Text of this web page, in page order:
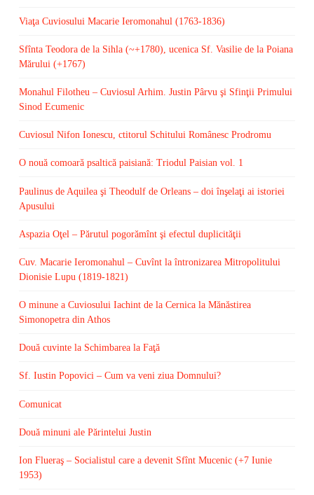
Viaţa Cuviosului Macarie Ieromonahul (1763-1836)
Sfînta Teodora de la Sihla (~+1780), ucenica Sf. Vasilie de la Poiana
Mărului (+1767)
Monahul Filotheu – Cuviosul Arhim. Justin Pârvu şi Sfinţii Primului
Sinod Ecumenic
Cuviosul Nifon Ionescu, ctitorul Schitului Românesc Prodromu
O nouă comoară psaltică paisiană: Triodul Paisian vol. 1
Paulinus de Aquilea şi Theodulf de Orleans – doi înşelaţi ai istoriei
Apusului
Aspazia Oţel – Părutul pogorămînt şi efectul duplicităţii
Cuv. Macarie Ieromonahul – Cuvînt la întronizarea Mitropolitului
Dionisie Lupu (1819-1821)
O minune a Cuviosului Iachint de la Cernica la Mănăstirea
Simonopetra din Athos
Două cuvinte la Schimbarea la Faţă
Sf. Iustin Popovici – Cum va veni ziua Domnului?
Comunicat
Două minuni ale Părintelui Justin
Ion Flueraş – Socialistul care a devenit Sfînt Mucenic (+7 Iunie
1953)